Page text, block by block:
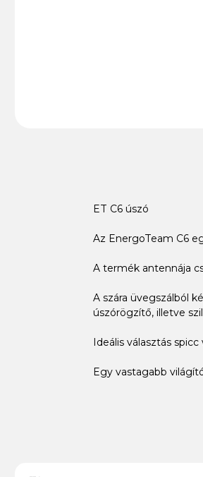
ET C6 úszó
Az EnergoTeam C6
A termék antennája
A szára üvegszálból
úszórögzítő, illetve
Ideális választás
Egy vastagabb